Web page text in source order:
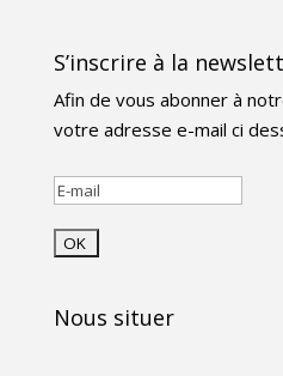
S’inscrire à la
Afin de vous abonner à
votre adresse e-mail ci
Nous situer